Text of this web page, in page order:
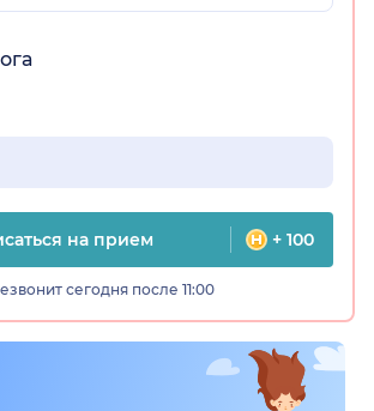
на прием + 100
сегодня после 11:00